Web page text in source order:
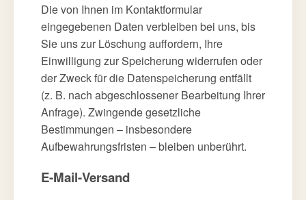
Die von Ihnen im Kontaktformular
eingegebenen Daten verbleiben bei uns, bis
Sie uns zur Löschung auffordern, Ihre
Einwilligung zur Speicherung widerrufen oder
der Zweck für die Datenspeicherung entfällt
(z. B. nach abgeschlossener Bearbeitung Ihrer
Anfrage). Zwingende gesetzliche
Bestimmungen – insbesondere
Aufbewahrungsfristen – bleiben unberührt.
E-Mail-Versand